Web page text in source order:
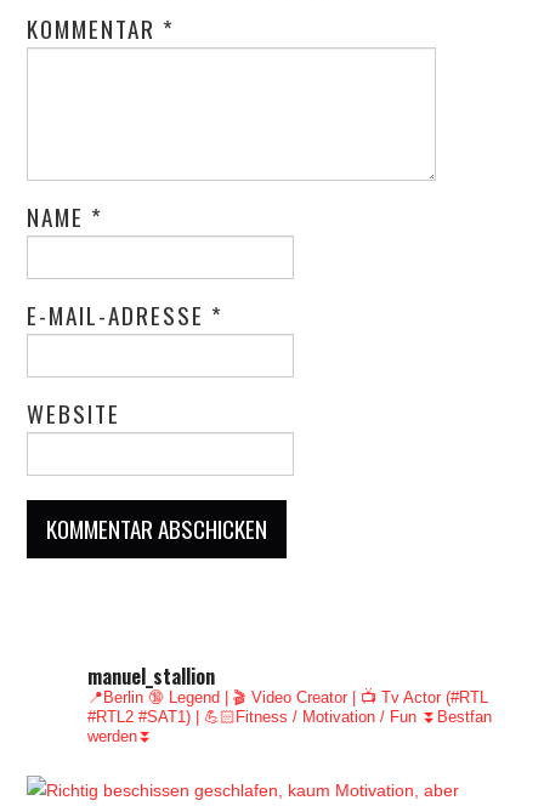
KOMMENTAR *
NAME *
E-MAIL-ADRESSE *
WEBSITE
manuel_stallion
📍Berlin 🔞 Legend | 🎬 Video Creator | 📺 Tv Actor (#RTL
#RTL2 #SAT1) | 💪🏻Fitness / Motivation / Fun ⏬Bestfan
werden⏬